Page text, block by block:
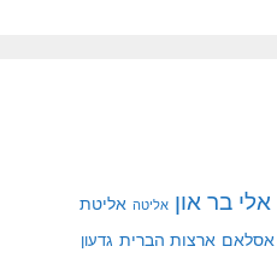
אלי בר און אליטה אליטת
אסלאם ארצות הברית גדעון